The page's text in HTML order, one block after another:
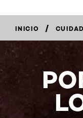
INICIO /
AHORA